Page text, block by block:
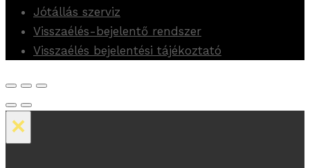
Jótállás szerviz
Visszaélés-bejelentő rendszer
Visszaélés bejelentési tájékoztató
×